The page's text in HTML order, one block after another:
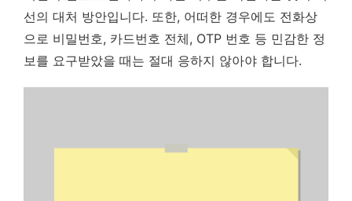
선의 대처 방안입니다. 또한, 어떠한 경우에도 전화상
으로 비밀번호, 카드번호 전체, OTP 번호 등 민감한 정
보를 요구받았을 때는 절대 응하지 않아야 합니다.